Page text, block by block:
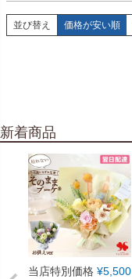
並び替え 価格が安い順
新着商品
当店特別価格 ¥5,500